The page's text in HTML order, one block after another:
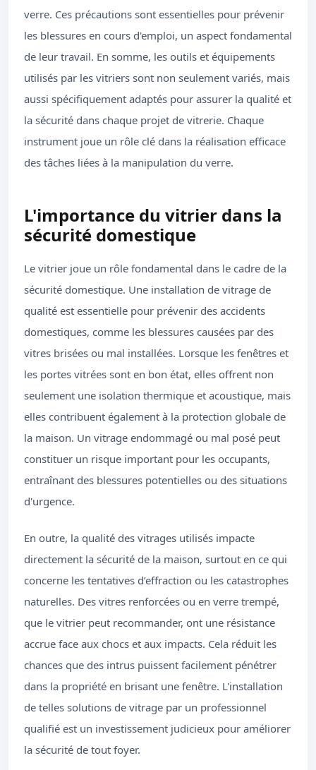
verre. Ces précautions sont essentielles pour prévenir
les blessures en cours d'emploi, un aspect fondamental
de leur travail. En somme, les outils et équipements
utilisés par les vitriers sont non seulement variés, mais
aussi spécifiquement adaptés pour assurer la qualité et
la sécurité dans chaque projet de vitrerie. Chaque
instrument joue un rôle clé dans la réalisation efficace
des tâches liées à la manipulation du verre.
L'importance du vitrier dans la
sécurité domestique
Le vitrier joue un rôle fondamental dans le cadre de la
sécurité domestique. Une installation de vitrage de
qualité est essentielle pour prévenir des accidents
domestiques, comme les blessures causées par des
vitres brisées ou mal installées. Lorsque les fenêtres et
les portes vitrées sont en bon état, elles offrent non
seulement une isolation thermique et acoustique, mais
elles contribuent également à la protection globale de
la maison. Un vitrage endommagé ou mal posé peut
constituer un risque important pour les occupants,
entraînant des blessures potentielles ou des situations
d'urgence.
En outre, la qualité des vitrages utilisés impacte
directement la sécurité de la maison, surtout en ce qui
concerne les tentatives d’effraction ou les catastrophes
naturelles. Des vitres renforcées ou en verre trempé,
que le vitrier peut recommander, ont une résistance
accrue face aux chocs et aux impacts. Cela réduit les
chances que des intrus puissent facilement pénétrer
dans la propriété en brisant une fenêtre. L'installation
de telles solutions de vitrage par un professionnel
qualifié est un investissement judicieux pour améliorer
la sécurité de tout foyer.